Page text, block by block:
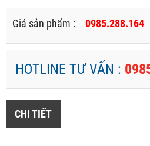
Giá sản phẩm : 0985.288.164
HOTLINE TƯ VẤN :
CHI TIẾT